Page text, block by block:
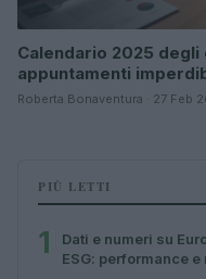
Calendario 2025
appuntamenti
Roberta Bonaventura · 27 Feb
PIÙ LETTI
1
Dati e numeri su
ESG: performance